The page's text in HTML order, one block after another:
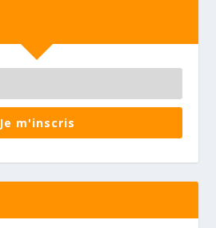
Je m'inscris